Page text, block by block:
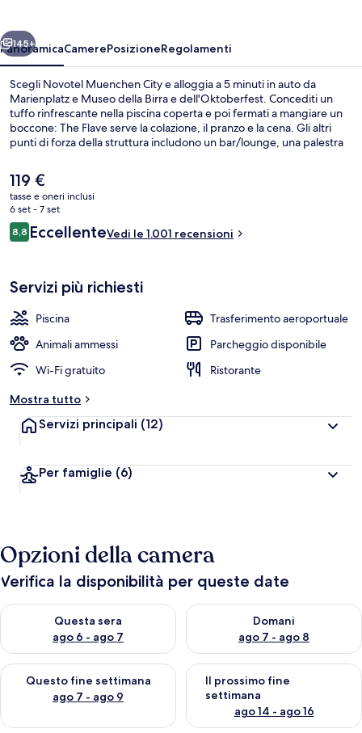
Avanti
145+
PanoramicaCamerePosizioneRegolamenti
Scegli Novotel Muenchen City e alloggia a 5 minuti in auto da
Marienplatz e Museo della Birra e dell'Oktoberfest. Concediti un
tuffo rinfrescante nella piscina coperta e poi fermati a mangiare un
boccone: The Flave serve la colazione, il pranzo e la cena. Gli altri
punti di forza della struttura includono un bar/lounge, una palestra
personale gentile e la colazione. Approfitta dei mezzi pubblici nelle
vicinanze: Fermata del tram di Deutsches Museum è a 6 min e
Fermata del tram di Am Gasteig a 6 min a piedi.
Il
prezzo
attuale
è
119 €
119 €
tasse e oneri inclusi
6 set - 7 set
Recensioni
8,88,8 su 10
EccellenteVedi le 1.001 recensioni
Servizi più richiesti
Piscina
Trasferimento aeroportuale
Animali ammessi
Parcheggio disponibile
Wi-Fi gratuito
Ristorante
Mostra tutto
Servizi principali (12)
Per famiglie (6)
Opzioni della camera
Verifica la disponibilità per queste date
Questa sera
ago 6 - ago 7
Verifica la disponibilità per questa sera, ago 6 - ago 7
Domani
ago 7 - ago 8
Verifica la disponibilità per
Questo fine settimana
ago 7 - ago 9
Verifica la disponibilità per questo fine settimana, ago 7 - ago
Il prossimo fine
settimana
ago 14 - ago 16
Verifica la disponibilità per il